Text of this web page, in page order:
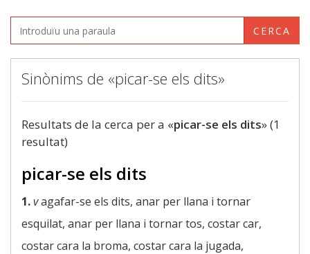
CERCA
Sinònims de «picar-se els dits»
Resultats de la cerca per a «picar-se els dits» (1
resultat)
picar-se els dits
1.vagafar-se els dits, anar per llana i tornar
esquilat, anar per llana i tornar tos, costar car,
costar cara la broma, costar cara la jugada,